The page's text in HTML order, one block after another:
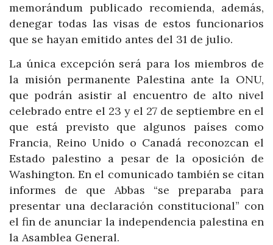
memorándum publicado recomienda, además,
denegar todas las visas de estos funcionarios
que se hayan emitido antes del 31 de julio.
La única excepción será para los miembros de
la misión permanente Palestina ante la ONU,
que podrán asistir al encuentro de alto nivel
celebrado entre el 23 y el 27 de septiembre en el
que está previsto que algunos países como
Francia, Reino Unido o Canadá reconozcan el
Estado palestino a pesar de la oposición de
Washington. En el comunicado también se citan
informes de que Abbas “se preparaba para
presentar una declaración constitucional” con
el fin de anunciar la independencia palestina en
la Asamblea General.